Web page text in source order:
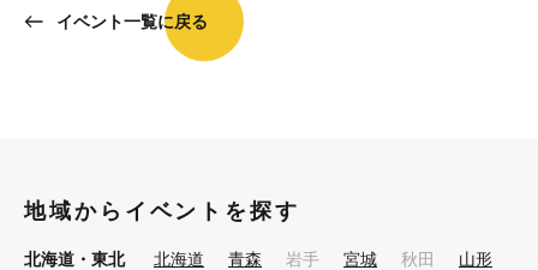
イベント一覧に戻る
地域からイベントを探す
北海道・東北 北海道 青森 岩手 宮城 秋田 山形